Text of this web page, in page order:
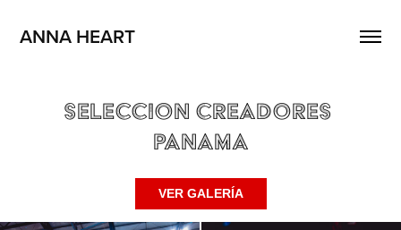
ANNA HEART
Seleccion Creadores
Panama
VER GALERÍA